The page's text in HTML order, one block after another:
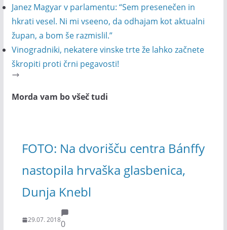
Janez Magyar v parlamentu: “Sem presenečen in
hkrati vesel. Ni mi vseeno, da odhajam kot aktualni
župan, a bom še razmislil.”
Vinogradniki, nekatere vinske trte že lahko začnete
škropiti proti črni pegavosti!
Morda vam bo všeč tudi
FOTO: Na dvorišču centra Bánffy
nastopila hrvaška glasbenica,
Dunja Knebl
29.07. 20180